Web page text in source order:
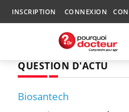
INSCRIPTION CONNEXION
QUESTION D'ACTU
Biosantech